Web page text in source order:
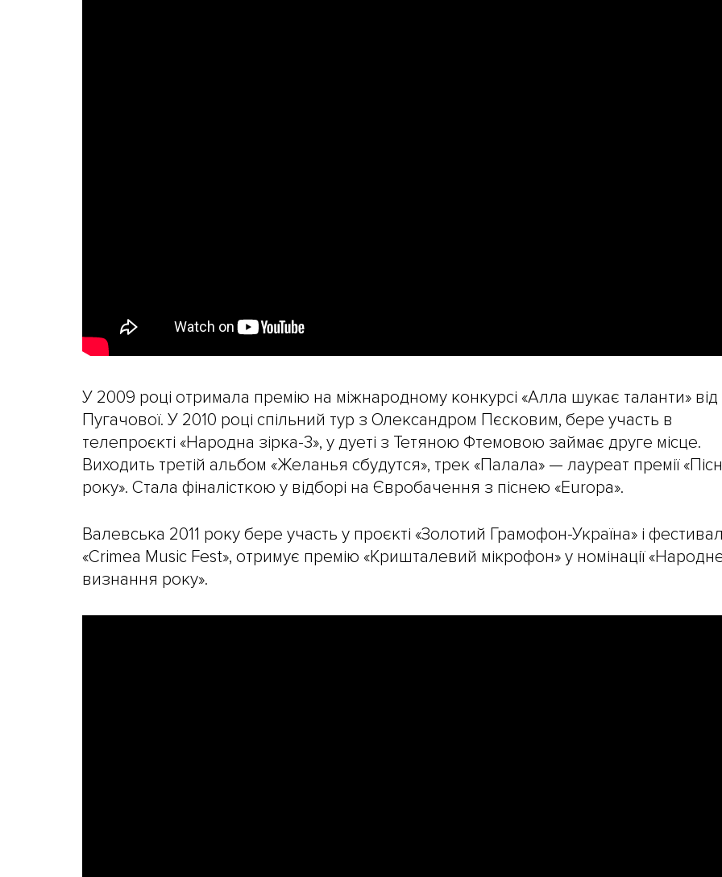
У 2009 році отримала премію на міжнародному конкурсі «Алла шукає таланти» від
Пугачової. У 2010 році спільний тур з Олександром Пєсковим, бере участь в
телепроєкті «Народна зірка-3», у дуеті з Тетяною Фтемовою займає друге місце.
Виходить третій альбом «Желанья сбудутся», трек «Палала» — лауреат премії
року». Стала фіналісткою у відборі на Євробачення з піснею «Europa».
Валевська 2011 року бере участь у проєкті «Золотий Грамофон-Україна» і
«Crimea Music Fest», отримує премію «Кришталевий мікрофон» у номінації
визнання року».